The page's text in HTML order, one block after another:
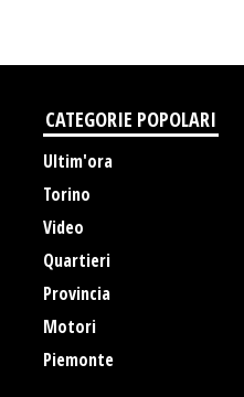
CATEGORIE POPOLARI
Ultim'ora
Torino
Video
Quartieri
Provincia
Motori
Piemonte